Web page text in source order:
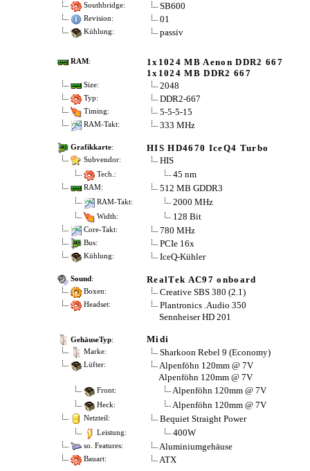
Southbridge: SB600
Revision: 01
Kühlung: passiv
RAM:
1x1024 MB Aenon DDR2 667
1x1024 MB DDR2 667
Size: 2048
Typ: DDR2-667
Timing: 5-5-5-15
RAM-Takt: 333 MHz
Grafikkarte: HIS HD4670 IceQ4 Turbo
Subvendor: HIS
Tech.: 45 nm
RAM: 512 MB GDDR3
RAM-Takt: 2000 MHz
Width: 128 Bit
Core-Takt: 780 MHz
Bus: PCIe 16x
Kühlung: IceQ-Kühler
Sound: RealTek AC97 onboard
Boxen: Creative SBS 380 (2.1)
Headset:
Plantronics .Audio 350
Sennheiser HD 201
GehäuseTyp: Midi
Marke: Sharkoon Rebel 9 (Economy)
Lüfter:
Alpenföhn 120mm @ 7V
Alpenföhn 120mm @ 7V
Front: Alpenföhn 120mm @ 7V
Heck: Alpenföhn 120mm @ 7V
Netzteil: Bequiet Straight Power
Leistung: 400W
so. Features: Aluminiumgehäuse
Bauart: ATX